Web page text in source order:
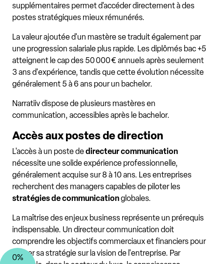
supplémentaires permet d'accéder directement à des
postes stratégiques mieux rémunérés.
La valeur ajoutée d'un mastère se traduit également par
une progression salariale plus rapide. Les diplômés bac +5
atteignent le cap des 50 000 € annuels après seulement
3 ans d'expérience, tandis que cette évolution nécessite
généralement 5 à 6 ans pour un bachelor.
Narratiiv dispose de plusieurs mastères en
communication, accessibles après le bachelor.
Accès aux postes de direction
L'accès à un poste dedirecteur communication
nécessite une solide expérience professionnelle,
généralement acquise sur 8 à 10 ans. Les entreprises
recherchent des managers capables de piloter les
stratégies de communicationglobales.
La maîtrise des enjeux business représente un prérequis
indispensable. Un directeur communication doit
comprendre les objectifs commerciaux et financiers pour
aligner sa stratégie sur la vision de l'entreprise. Par
0%